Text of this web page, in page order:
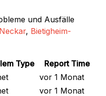
und Ausfälle
, Bietigheim-
Type
Report Time
vor 1 Monat
vor 1 Monat